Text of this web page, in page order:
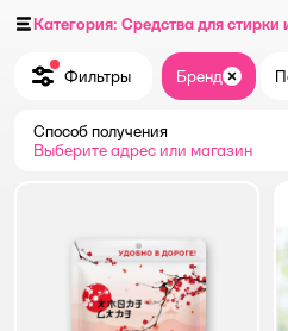
Категория: Средства для стирки
Фильтры Бренд
Способ получения
Выберите адрес или магазин